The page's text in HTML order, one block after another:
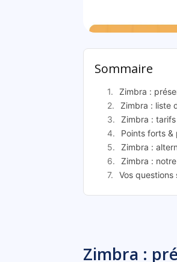
Sommaire
Zimbra :
Zimbra : liste
Zimbra :
Points forts &
Zimbra :
Zimbra :
Vos questions
Zimbra :